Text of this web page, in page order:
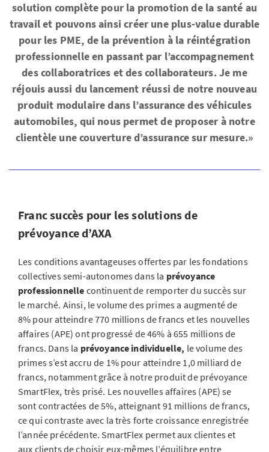
solution complète pour la promotion de la santé au
travail et pouvons ainsi créer une plus-value durable
pour les PME, de la prévention à la réintégration
professionnelle en passant par l’accompagnement
des collaboratrices et des collaborateurs. Je me
réjouis aussi du lancement réussi de notre nouveau
produit modulaire dans l’assurance des véhicules
automobiles, qui nous permet de proposer à notre
clientèle une couverture d’assurance sur mesure.»
Franc succès pour les solutions de
prévoyance d’AXA
Les conditions avantageuses offertes par les fondations
collectives semi-autonomes dans la prévoyance
professionnelle continuent de remporter du succès sur
le marché. Ainsi, le volume des primes a augmenté de
8% pour atteindre 770 millions de francs et les nouvelles
affaires (APE) ont progressé de 46% à 655 millions de
francs. Dans la prévoyance individuelle, le volume des
primes s’est accru de 1% pour atteindre 1,0 milliard de
francs, notamment grâce à notre produit de prévoyance
SmartFlex, très prisé. Les nouvelles affaires (APE) se
sont contractées de 5%, atteignant 91 millions de francs,
ce qui contraste avec la très forte croissance enregistrée
l’année précédente. SmartFlex permet aux clientes et
aux clients de choisir eux-mêmes l’équilibre entre